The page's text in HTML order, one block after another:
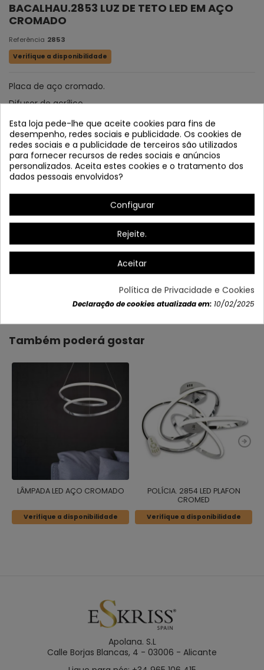
BACALHAU.2853 LUZ DE TETO LED EM AÇO
CROMADO
Referência 2853
Verifique a disponibilidade
Placa de aço cromado.
Difusor de acrílico.
Dados do produto
Também poderá gostar
LÂMPADA LED AÇO CROMADO
Verifique a disponibilidade
POLÍCIA. 2854 LED PLAFON
CROMED
Verifique a disponibilidade
Apolana. S.L
Calle Borjas Blancas, 4 - 03006 - Alicante
Esta loja pede-lhe que aceite cookies para fins de
desempenho, redes sociais e publicidade. Os cookies de
redes sociais e a publicidade de terceiros são utilizados
para fornecer recursos de redes sociais e anúncios
personalizados. Aceita estes cookies e o tratamento dos
dados pessoais envolvidos?
Configurar
Rejeite.
Aceitar
Política de Privacidade e Cookies
Declaração de cookies atualizada em: 10/02/2025